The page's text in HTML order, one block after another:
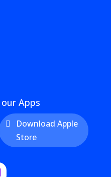
Apps
Download Apple
Store